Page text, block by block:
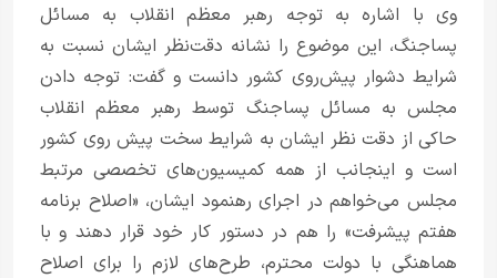
وی با اشاره به توجه رهبر معظم انقلاب به مسائل
پساجنگ، این موضوع را نشانه دقت‌نظر ایشان نسبت به
شرایط دشوار پیش‌روی کشور دانست و گفت: توجه دادن
مجلس به مسائل پساجنگ توسط رهبر معظم انقلاب
حاکی از دقت نظر ایشان به شرایط سخت پیش روی کشور
است و اینجانب از همه کمیسیون‌های تخصصی مرتبط
مجلس می‌خواهم در اجرای رهنمود ایشان، «اصلاح برنامه
هفتم پیشرفت» را هم در دستور کار خود قرار دهند و با
هماهنگی با دولت محترم، طرح‌های لازم را برای اصلاح